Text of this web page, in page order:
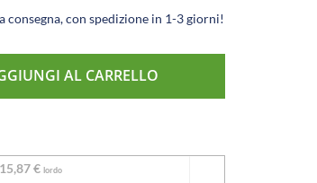
con spedizione in 1-3 giorni!
AL CARRELLO
15,87 € lordo